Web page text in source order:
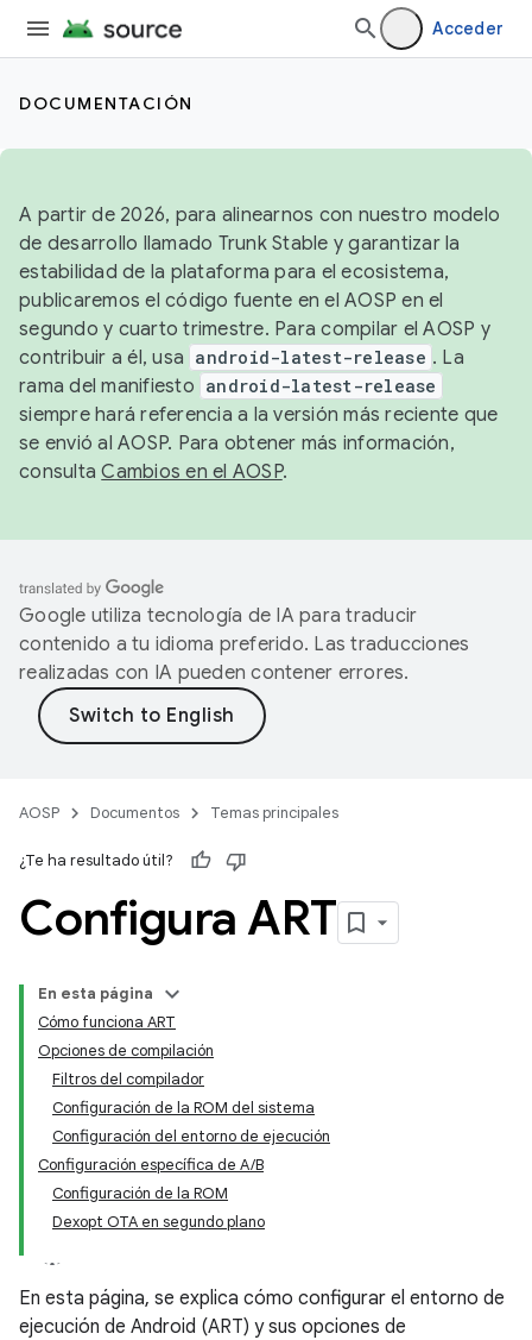
Acceder
DOCUMENTACIÓN
A partir de 2026, para alinearnos con nuestro modelo
de desarrollo llamado Trunk Stable y garantizar la
estabilidad de la plataforma para el ecosistema,
publicaremos el código fuente en el AOSP en el
segundo y cuarto trimestre. Para compilar el AOSP y
contribuir a él, usa android-latest-release . La
rama del manifiesto android-latest-release
siempre hará referencia a la versión más reciente que
se envió al AOSP. Para obtener más información,
consultaCambios en el AOSP.
Google utiliza tecnología de IA para traducir
contenido a tu idioma preferido. Las traducciones
realizadas con IA pueden contener errores.
AOSP Documentos Temas principales
¿Te ha resultado útil?
Configura ART
En esta página
Cómo funciona ART
Opciones de compilación
Filtros del compilador
Configuración de la ROM del sistema
Configuración del entorno de ejecución
Configuración específica de A/B
Configuración de la ROM
Dexopt OTA en segundo plano
En esta página, se explica cómo configurar el entorno de
ejecución de Android (ART) y sus opciones de